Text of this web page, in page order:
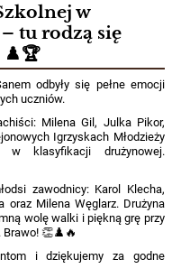
w
tu rodzą się
♟️🏆
odbyły się pełne emocji
uczniów.
Milena Gil, Julka Pikor,
Igrzyskach Młodzieży
klasyfikacji drużynowej.
zawodnicy: Karol Klecha,
oraz Milena Węglarz. Drużyna
wolę walki i piękną grę przy
Brawo! 👏♟️🔥
i dziękujemy za godne